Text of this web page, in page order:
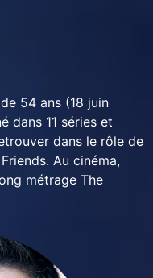
54 ans (18 juin
dans 11 séries et
dans le rôle de
Au cinéma,
métrage The